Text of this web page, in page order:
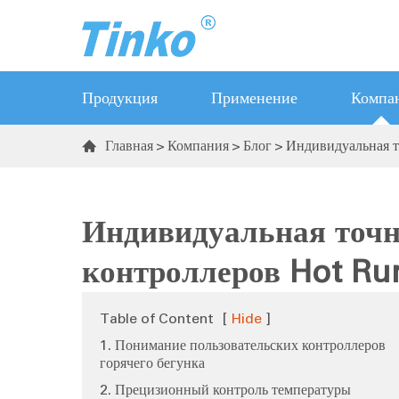
Продукция
Горячий регулятор бегуна
контроллер
Регулятор температуры
Передатчик температуры & влажности
Применение
 Главная Компания Блог Индивидуальная
Индивидуальная
контроллеров Hot
Table of Content [ Hide ]
1. Понимание пользовательских контроллеров
горячего бегунка
2. Прецизионный контроль температуры